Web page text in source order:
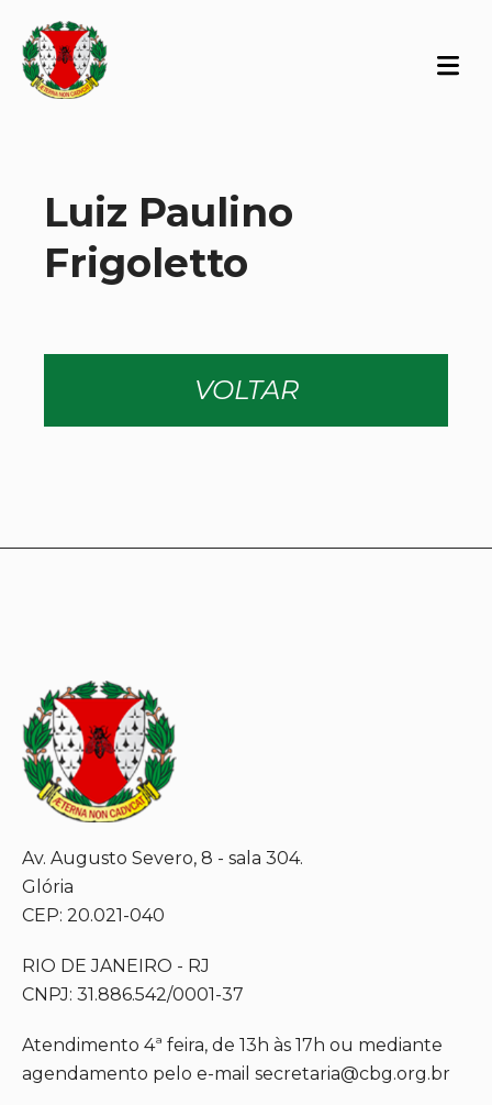
Luiz Paulino
Frigoletto
VOLTAR
Av. Augusto Severo, 8 - sala 304.
Glória
CEP: 20.021-040
RIO DE JANEIRO - RJ
CNPJ: 31.886.542/0001-37
Atendimento 4ª feira, de 13h às 17h ou mediante
agendamento pelo e-mail secretaria@cbg.org.br